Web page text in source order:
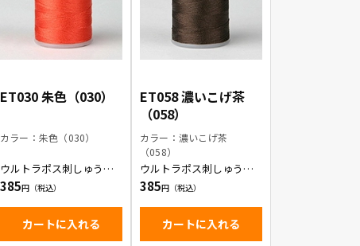
ET030 朱色（030）
カラー：朱色（030）
ウルトラポス刺しゅう糸/
朱色
385
カートに入れる
ET058 濃いこげ茶
（058）
カラー：濃いこげ茶
（058）
ウルトラポス刺しゅう糸/
濃いこげ茶
385
カートに入れる